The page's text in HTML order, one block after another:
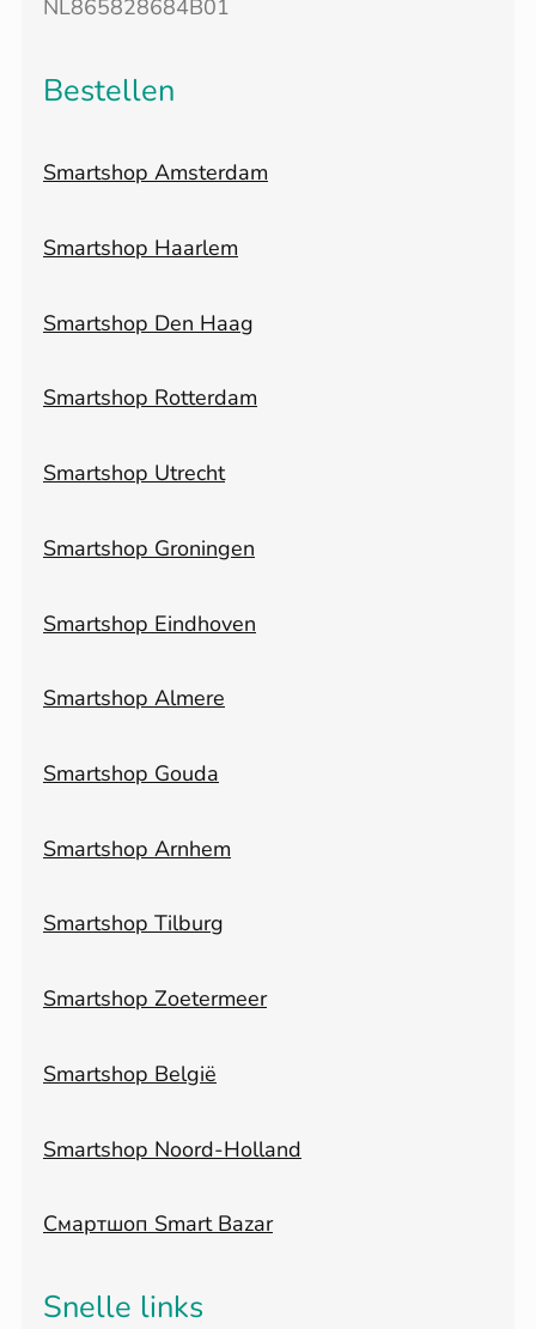
NL865828684B01
Bestellen
Smartshop Amsterdam
Smartshop Haarlem
Smartshop Den Haag
Smartshop Rotterdam
Smartshop Utrecht
Smartshop Groningen
Smartshop Eindhoven
Smartshop Almere
Smartshop Gouda
Smartshop Arnhem
Smartshop Tilburg
Smartshop Zoetermeer
Smartshop België
Smartshop Noord-Holland
Смартшоп Smart Bazar
Snelle links